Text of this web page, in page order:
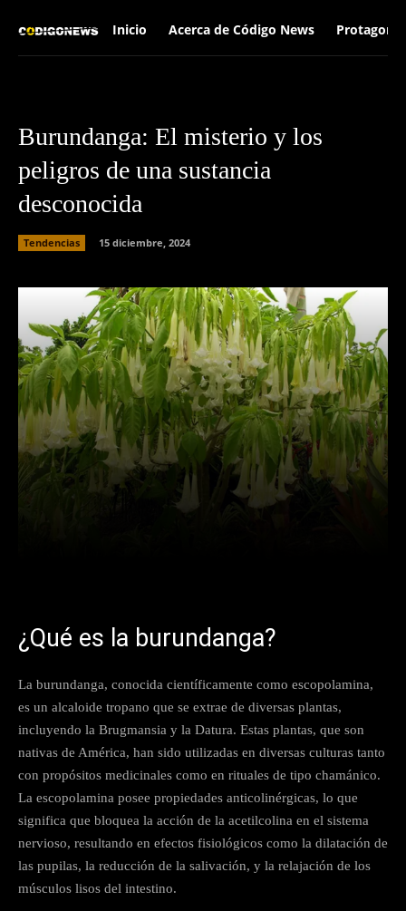
Inicio Acerca de Código News
Burundanga: El misterio y los
peligros de una sustancia
desconocida
Tendencias 15 diciembre, 2024
¿Qué es la burundanga?
La burundanga, conocida científicamente como escopolamina,
es un alcaloide tropano que se extrae de diversas plantas,
incluyendo la Brugmansia y la Datura. Estas plantas, que son
nativas de América, han sido utilizadas en diversas culturas tanto
con propósitos medicinales como en rituales de tipo chamánico.
La escopolamina posee propiedades anticolinérgicas, lo que
significa que bloquea la acción de la acetilcolina en el sistema
nervioso, resultando en efectos fisiológicos como la dilatación de
las pupilas, la reducción de la salivación, y la relajación de los
músculos lisos del intestino.